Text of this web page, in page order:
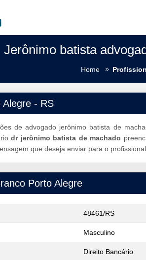
Jerônimo batista
Home
- RS
de advogado jerônimo batista de
dr jerônimo batista de machado
que deseja enviar para o profissional.
Porto Alegre
48461/RS
Masculino
Direito Bancário